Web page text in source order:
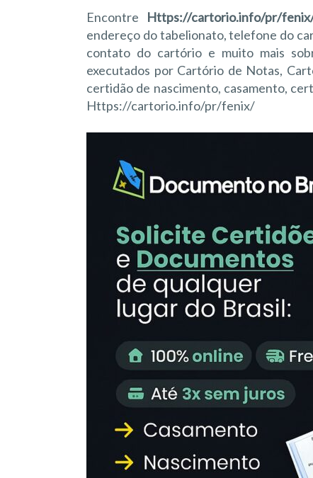
Encontre Https://cartorio.info/pr/
endereço do tabelionato, telefone do
contato do cartório e muito mais
executados por Cartório de Notas,
certidão de nascimento, casamento,
Https://cartorio.info/pr/fenix/